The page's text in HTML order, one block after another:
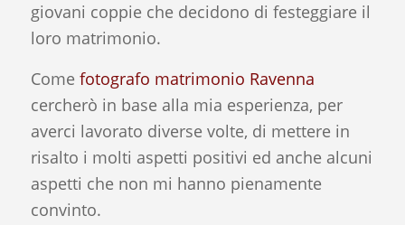
giovani coppie che decidono di festeggiare il
loro matrimonio.
Come fotografo matrimonio Ravenna
cercherò in base alla mia esperienza, per
averci lavorato diverse volte, di mettere in
risalto i molti aspetti positivi ed anche alcuni
aspetti che non mi hanno pienamente
convinto.